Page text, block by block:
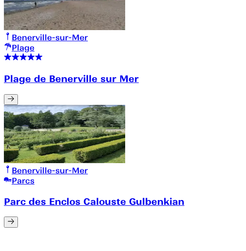
Benerville-sur-Mer
Plage
Plage de Benerville sur Mer
Benerville-sur-Mer
Parcs
Parc des Enclos Calouste Gulbenkian